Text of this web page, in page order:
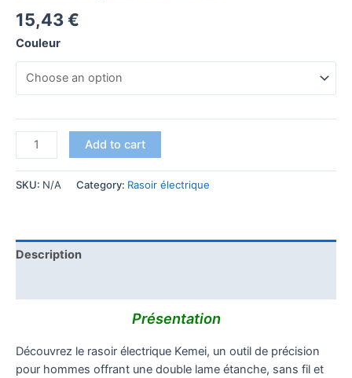
15,43€
Couleur
Add to cart
SKU: N/A Category: Rasoir électrique
Description
Présentation
Découvrez le rasoir électrique Kemei, un outil de précision
pour hommes offrant une double lame étanche, sans fil et